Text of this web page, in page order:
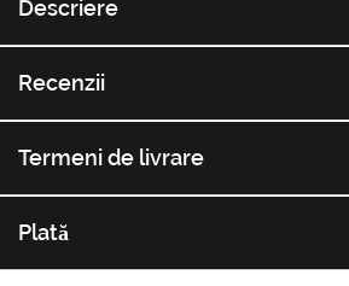
Descriere
Recenzii
Termeni de livrare
Plată